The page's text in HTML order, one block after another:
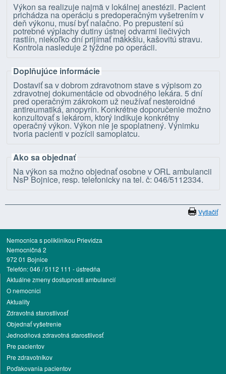
Výkon sa realizuje najmä v lokálnej anestézii. Pacient
prichádza na operáciu s predoperačným vyšetrením v
deň výkonu, musí byť nalačno. Po prepustení sú
potrebné výplachy dutiny ústnej odvarmi liečivých
rastlín, niekoľko dní prijímať mäkkšiu, kašovitú stravu.
Kontrola nasleduje 2 týždne po operácii.
Doplňujúce informácie
Dostaviť sa v dobrom zdravotnom stave s výpisom zo
zdravotnej dokumentácie od obvodného lekára. 5 dní
pred operačným zákrokom už neužívať nesteroidné
antireumatiká, anopyrín. Konkrétne doporučenie možno
konzultovať s lekárom, ktorý indikuje konkrétny
operačný výkon. Výkon nie je spoplatnený. Výnimku
tvoria pacienti v pozícii samoplatcu.
Ako sa objednať
Na výkon sa možno objednať osobne v ORL ambulancii
NsP Bojnice, resp. telefonicky na tel. č: 046/5112334.
Vytlačiť
Nemocnica s poliklinikou Prievidza
Nemocničná 2
972 01 Bojnice
Telefón: 046 / 5112 111 - ústredňa
Aktuálne zmeny dostupnosti ambulancií
O nemocnici
Aktuality
Zdravotná starostlivosť
Objednať vyšetrenie
Jednodňová zdravotná starostlivosť
Pre pacientov
Pre zdravotníkov
Poďakovania pacientov